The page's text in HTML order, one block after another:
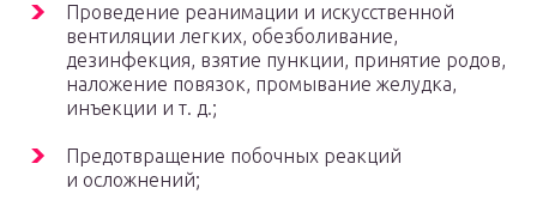
Проведение реанимации и искусственной
вентиляции легких, обезболивание,
дезинфекция, взятие пункции, принятие родов,
наложение повязок, промывание желудка,
инъекции и т. д.;
Предотвращение побочных реакций
и осложнений;